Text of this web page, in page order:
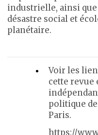
industrielle, ainsi
désastre social et
planétaire.
Voir les
cette revue
politique
Paris.
https://